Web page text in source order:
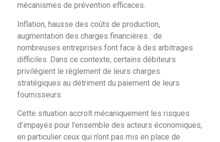
mécanismes de prévention efficaces.
Inflation, hausse des coûts de production,
augmentation des charges financières : de
nombreuses entreprises font face à des arbitrages
difficiles. Dans ce contexte, certains débiteurs
privilégient le règlement de leurs charges
stratégiques au détriment du paiement de leurs
fournisseurs.
Cette situation accroît mécaniquement les risques
d’impayés pour l’ensemble des acteurs économiques,
en particulier ceux qui n’ont pas mis en place de